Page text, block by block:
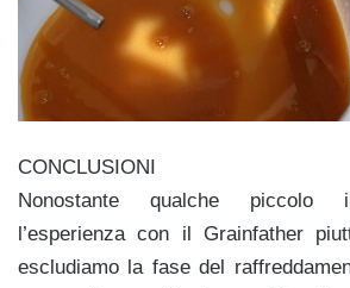
CONCLUSIONI
Nonostante qualche piccolo
l’esperienza con il Grainfather
escludiamo la fase del